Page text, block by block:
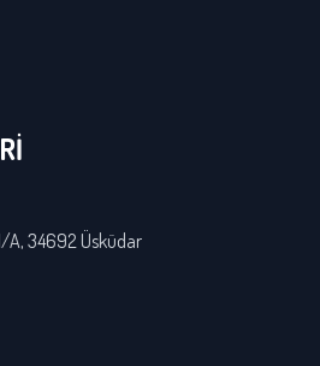
A, 34692 Üsküdar